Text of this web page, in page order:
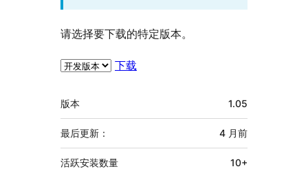
请选择要下载的特定版本。
下载
额
外
信
息
版本 1.05
最后更新： 4 月前
活跃安装数量 10+